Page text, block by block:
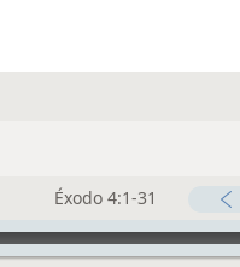
Éxodo 4:1-31